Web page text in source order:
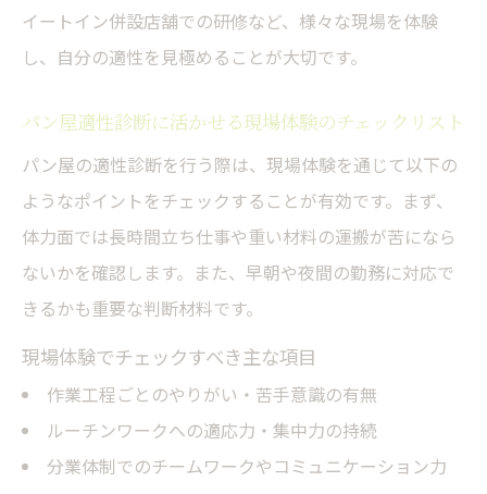
イートイン併設店舗での研修など、様々な現場を体験
し、自分の適性を見極めることが大切です。
パン屋適性診断に活かせる現場体験のチェックリスト
パン屋の適性診断を行う際は、現場体験を通じて以下の
ようなポイントをチェックすることが有効です。まず、
体力面では長時間立ち仕事や重い材料の運搬が苦になら
ないかを確認します。また、早朝や夜間の勤務に対応で
きるかも重要な判断材料です。
現場体験でチェックすべき主な項目
作業工程ごとのやりがい・苦手意識の有無
ルーチンワークへの適応力・集中力の持続
分業体制でのチームワークやコミュニケーション力